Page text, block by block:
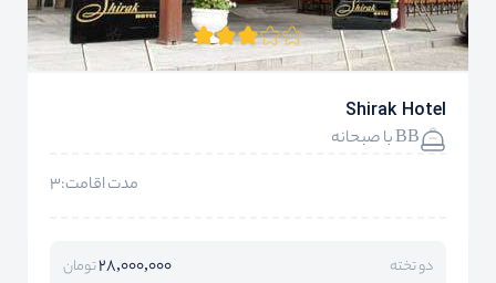
Shirak Hotel
BB با صبحانه
مدت اقامت:3
دو تخته 28,000,000تومان